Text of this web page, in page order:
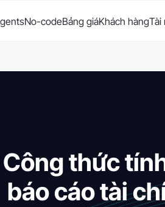
No-codeBảng giáKhách hàngTài
Công thức
báo cáo tài